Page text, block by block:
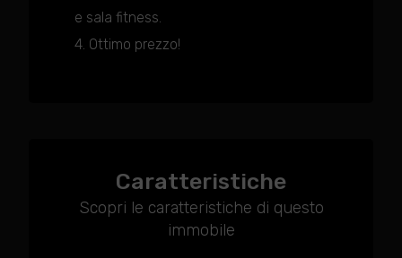
e sala fitness.
4. Ottimo prezzo!
Caratteristiche
Scopri le caratteristiche di questo
immobile